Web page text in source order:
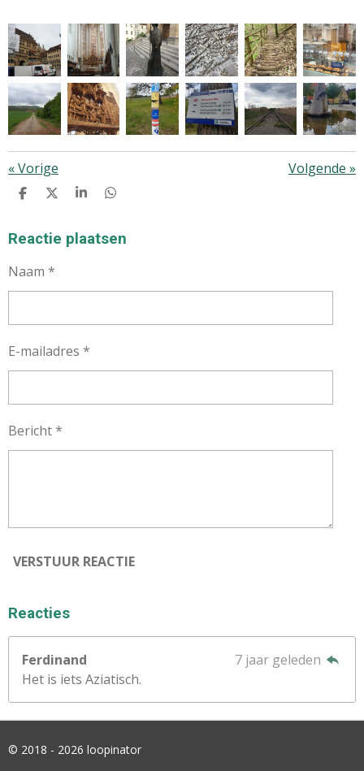
«Vorige Volgende »
D
E
D
L
S
R
D
E
Reactie plaatsen
Naam *
E-mailadres *
Bericht *
VERSTUUR REACTIE
Reacties
Ferdinand
7 jaar geleden
Het is iets Aziatisch.
© 2018 - 2026 loopinator